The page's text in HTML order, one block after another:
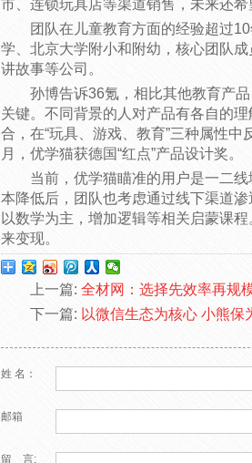
市、连锁玩具店等渠道销售，未来还希
团队在儿童教育方面的经验超过
学、北京大学附小和附幼，核心团队
讲故事等公司。
孙博告诉36氪，相比其他教育产
关键。不同背景的人对产品有各自的
合，在“玩具、游戏、教育”三种属性
月，优学猫获德国“红点”产品设计奖。
当前，优学猫瞄准的用户是一二
本降低后，团队也考虑通过线下渠道
以数学为主，增加逻辑等相关启蒙课
来变现。
上一篇: 全材网：选择先效率再规
下一篇: 以微信生态为核心 小熊保
姓 名：
邮箱
留 言: